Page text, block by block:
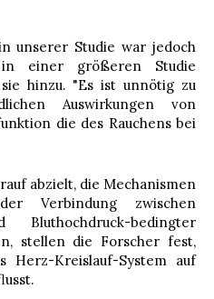
unserer Studie war jedoch
einer größeren Studie
hinzu. "Es ist unnötig zu
Auswirkungen von
die des Rauchens bei
abzielt, die Mechanismen
Verbindung zwischen
Bluthochdruck-bedingter
stellen die Forscher fest,
Herz-Kreislauf-System auf